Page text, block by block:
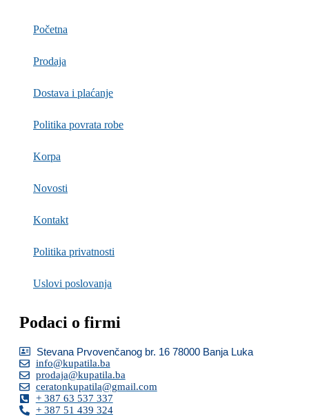
Početna
Prodaja
Dostava i plaćanje
Politika povrata robe
Korpa
Novosti
Kontakt
Politika privatnosti
Uslovi poslovanja
Podaci o firmi
Stevana Prvovenčanog br. 16 78000 Banja Luka
info@kupatila.ba
prodaja@kupatila.ba
ceratonkupatila@gmail.com
+ 387 63 537 337
+ 387 51 439 324